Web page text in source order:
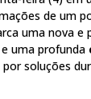
de um
uma nova e
uma profunda
soluções